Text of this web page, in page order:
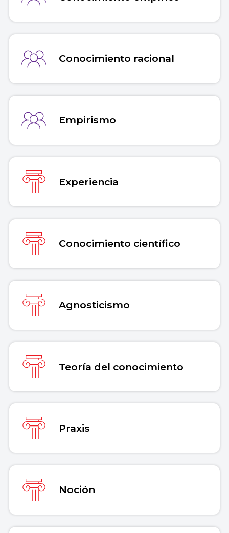
Conocimiento racional
Empirismo
Experiencia
Conocimiento científico
Agnosticismo
Teoría del conocimiento
Praxis
Noción